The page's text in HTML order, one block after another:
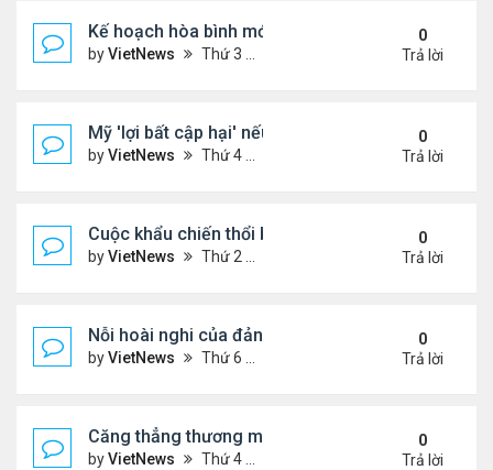
Kế hoạch hòa bình mới thử thách khả năng ứng
byVietNews Thứ 3 Tháng 11 25, 2025 6:48 pm
0
Trả lời
Mỹ 'lợi bất cập hại' nếu can thiệp quân sự vào
byVietNews Thứ 4 Tháng 11 19, 2025 4:49 pm
0
Trả lời
Cuộc khẩu chiến thổi bùng căng thẳng Trung -
byVietNews Thứ 2 Tháng 11 17, 2025 9:39 am
0
Trả lời
Nỗi hoài nghi của đảng Cộng hòa sau loạt thất
byVietNews Thứ 6 Tháng 11 07, 2025 4:39 pm
0
Trả lời
Căng thẳng thương mại sẽ đốt nóng cuộc gặp
byVietNews Thứ 4 Tháng 10 29, 2025 5:40 pm
0
Trả lời